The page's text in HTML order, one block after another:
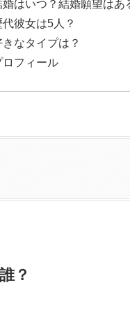
婚はいつ？結婚願望はあ
代彼女は5人？
きなタイプは？
ロフィール
？